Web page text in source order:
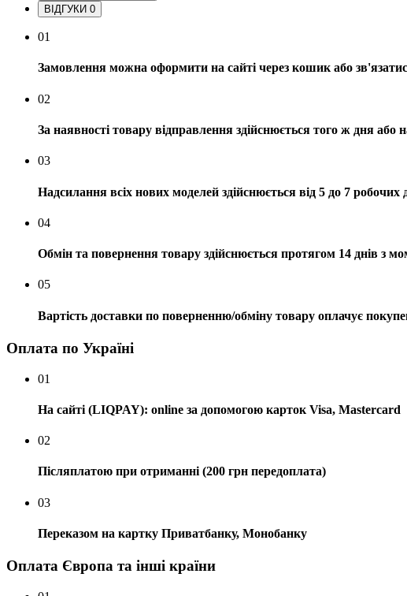
ВІДГУКИ 0
01
Замовлення можна оформити на сайті через кошик або
02
За наявності товару відправлення здійснюється того ж дня або
03
Надсилання всіх нових моделей здійснюється від 5 до 7 робочих
04
Обмін та повернення товару здійснюється протягом 14 днів з
05
Вартість доставки по поверненню/обміну товару оплачує
Оплата по Україні
01
На сайті (LIQPAY): online за допомогою карток Visa, Mastercard
02
Післяплатою при отриманні (200 грн передоплата)
03
Переказом на картку Приватбанку, Монобанку
Оплата Європа та інші країни